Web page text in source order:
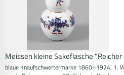
Meissen kleine Sakeflasche
blaue Knaufschwertermarke 1860–1924, 1.